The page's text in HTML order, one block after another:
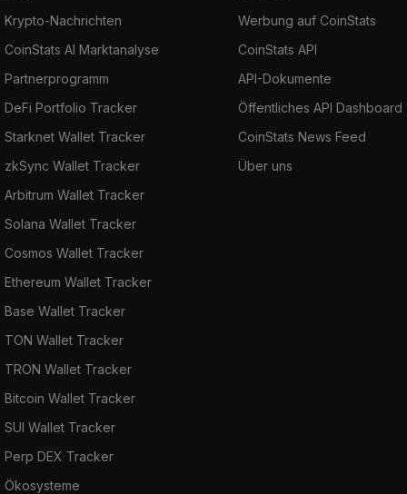
Krypto-Nachrichten
CoinStats AI Marktanalyse
Partnerprogramm
DeFi Portfolio Tracker
Starknet Wallet Tracker
zkSync Wallet Tracker
Arbitrum Wallet Tracker
Solana Wallet Tracker
Cosmos Wallet Tracker
Ethereum Wallet Tracker
Base Wallet Tracker
TON Wallet Tracker
TRON Wallet Tracker
Bitcoin Wallet Tracker
SUI Wallet Tracker
Perp DEX Tracker
Ökosysteme
Werbung auf CoinStats
CoinStats API
API-Dokumente
Öffentliches API Dashboard
CoinStats News Feed
Über uns